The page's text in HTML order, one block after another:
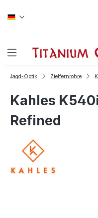
Jagd-Optik Zielfernrohre
Kahles
Refined